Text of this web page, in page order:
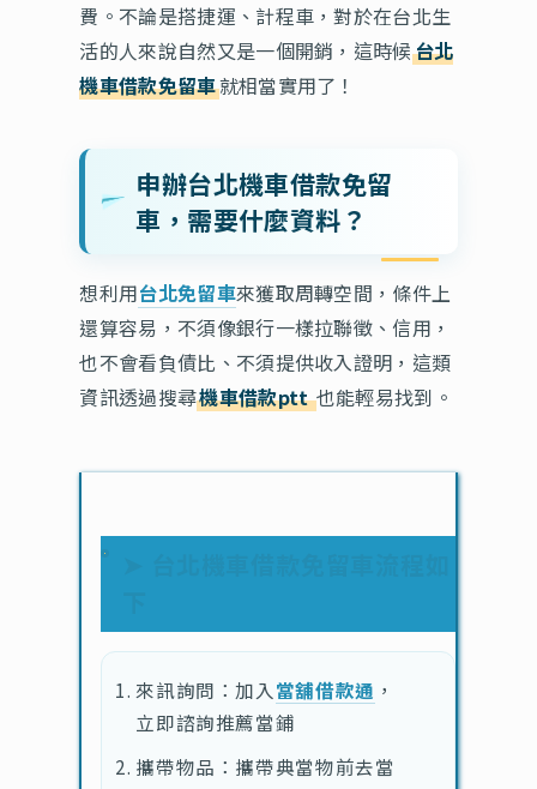
費。不論是搭捷運、計程車，對於在台北生
活的人來說自然又是一個開銷，這時候台北
機車借款免留車就相當實用了！
申辦台北機車借款免留
車，需要什麼資料？
想利用台北免留車來獲取周轉空間，條件上
還算容易，不須像銀行一樣拉聯徵、信用，
也不會看負債比、不須提供收入證明，這類
資訊透過搜尋機車借款ptt也能輕易找到。
來訊詢問：加入 當舖借款通 ，
立即諮詢推薦當鋪
攜帶物品：攜帶典當物前去當